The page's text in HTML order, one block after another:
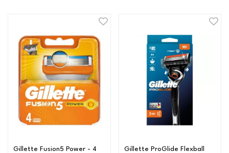
Gillette Fusion5 Power - 4
Gillette ProGlide Flexball